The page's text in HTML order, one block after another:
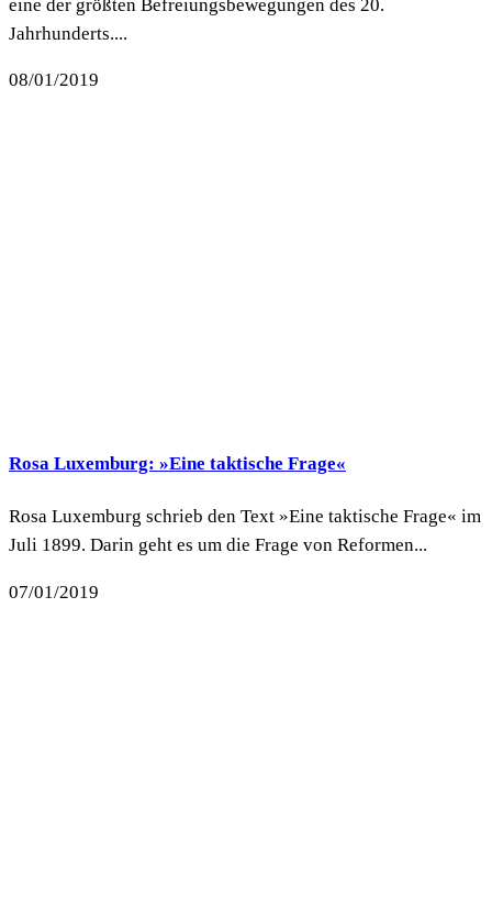
eine der größten Befreiungsbewegungen des 20.
Jahrhunderts....
08/01/2019
Rosa Luxemburg: »Eine taktische Frage«
Rosa Luxemburg schrieb den Text »Eine taktische Frage« im
Juli 1899. Darin geht es um die Frage von Reformen...
07/01/2019